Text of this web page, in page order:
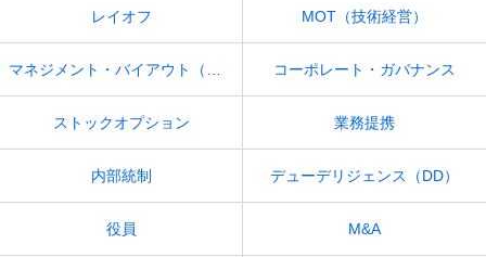
レイオフ MOT（技術経営）
コーポレート・ガバナンス
ストックオプション 業務提携
内部統制 デューデリジェンス（DD）
役員 M&A